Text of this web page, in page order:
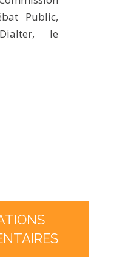
Public,
Dialter, le